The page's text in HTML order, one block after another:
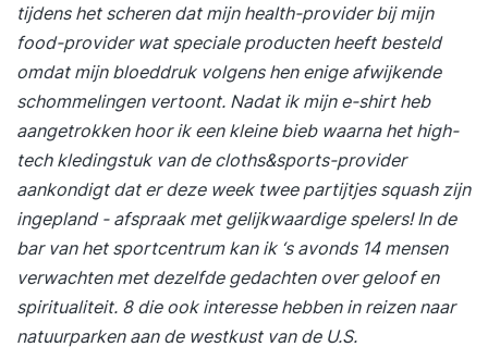
tijdens het scheren dat mijn health-provider bij mijn
food-provider wat speciale producten heeft besteld
omdat mijn bloeddruk volgens hen enige afwijkende
schommelingen vertoont. Nadat ik mijn e-shirt heb
aangetrokken hoor ik een kleine bieb waarna het high-
tech kledingstuk van de cloths&sports-provider
aankondigt dat er deze week twee partijtjes squash zijn
ingepland - afspraak met gelijkwaardige spelers! In de
bar van het sportcentrum kan ik ‘s avonds 14 mensen
verwachten met dezelfde gedachten over geloof en
spiritualiteit. 8 die ook interesse hebben in reizen naar
natuurparken aan de westkust van de U.S.